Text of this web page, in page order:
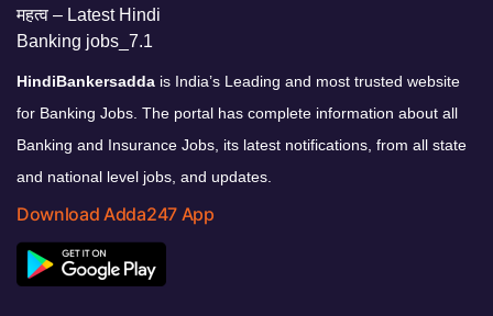
HindiBankersadda is India’s Leading and most trusted website
for Banking Jobs. The portal has complete information about all
Banking and Insurance Jobs, its latest notifications, from all state
and national level jobs, and updates.
Download Adda247 App